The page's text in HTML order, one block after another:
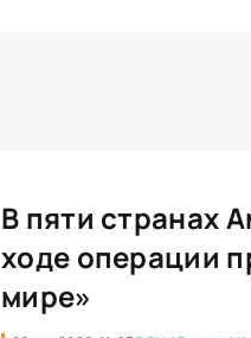
В пяти странах
ходе операции
мире»